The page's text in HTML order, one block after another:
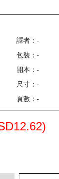
譯者：-
包裝：-
開本：-
尺寸：-
頁數：-
12.62)